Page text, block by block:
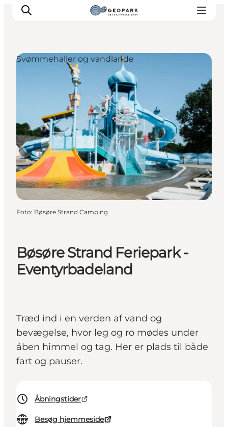
Bøsøre Strand Feriepark -
Eventyrbadeland
Træd ind i en verden af vand og
bevægelse, hvor leg og ro mødes under
åben himmel og tag. Her er plads til både
fart og pauser.
Åbningstider
Besøg hjemmeside
Svømmehaller og vandlande
Foto: Bøsøre Strand Camping